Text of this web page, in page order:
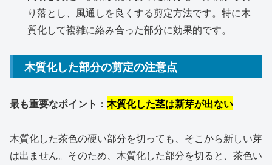
り落とし、風通しを良くする剪定方法です。特に木
質化して複雑に絡み合った部分に効果的です。
木質化した部分の剪定の注意点
最も重要なポイント： 木質化した茎は新芽が出ない
木質化した茶色の硬い部分を切っても、そこから新しい芽
は出ません。そのため、木質化した部分を切ると、茶色い